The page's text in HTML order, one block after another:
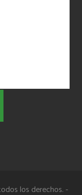
los derechos. -